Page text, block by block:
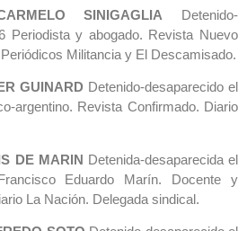
SINIGAGLIA Detenido-
Periodista y abogado. Revista Nuevo
Militancia y El Descamisado.
GUINARD Detenido-desaparecido el
argentino. Revista Confirmado. Diario
DE MARIN Detenida-desaparecida el
Eduardo Marín. Docente y
La Nación. Delegada sindical.